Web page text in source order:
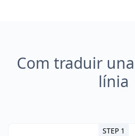
Com traduir
línia
STEP 1